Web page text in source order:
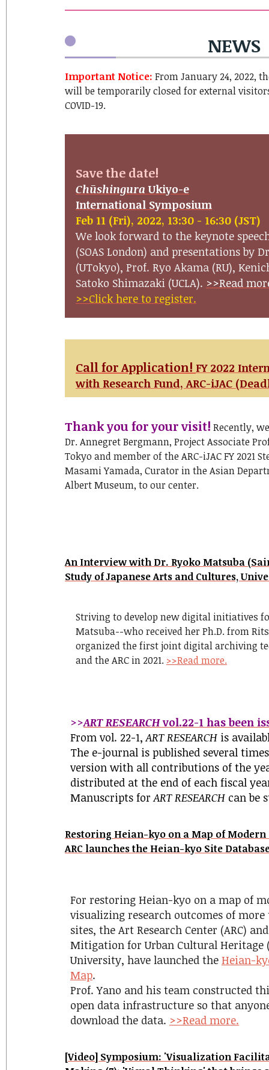
NEWS
Important Notice: From January 24, 2022,
will be temporarily closed for external
COVID-19.
Save the date!
Chūshingura Ukiyo-e
International Symposium
Feb 11 (Fri), 2022, 13:30 - 16:30 (JST)
We look forward to the keynote
(SOAS London) and presentations by
(UTokyo), Prof. Ryo Akama (RU),
Satoko Shimazaki (UCLA). >>Read
>>Click here to register.
Call for Application! FY 2022
with Research Fund, ARC-iJAC
Thank you for your visit! Recently,
Dr. Annegret Bergmann, Project Associate
Tokyo and member of the ARC-iJAC FY 2021
Masami Yamada, Curator in the Asian
Albert Museum, to our center.
An Interview with Dr. Ryoko Matsuba
Study of Japanese Arts and Cultures,
Striving to develop new digital initiatives
Matsuba--who received her Ph.D. from
organized the first joint digital archiving
and the ARC in 2021. >>Read more.
>>ART RESEARCHvol.22-1 has been
From vol. 22-1,ART RESEARCH is
The e-journal is published several
version with all contributions of the
distributed at the end of each fiscal
Manuscripts forART RESEARCH can be
Restoring Heian-kyo on a Map of Modern
ARC launches the Heian-kyo Site
For restoring Heian-kyo on a map of
visualizing research outcomes of
sites, the Art Research Center (ARC)
Mitigation for Urban Cultural Heritage
University, have launched the Heian-
Map.
Prof. Yano and his team constructed
open data infrastructure so that
download the data. >>Read more.
[Video] Symposium: 'Visualization